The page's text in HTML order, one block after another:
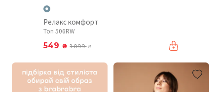
Релакс комфорт
Топ 506RW
549 ₴ 1 099₴